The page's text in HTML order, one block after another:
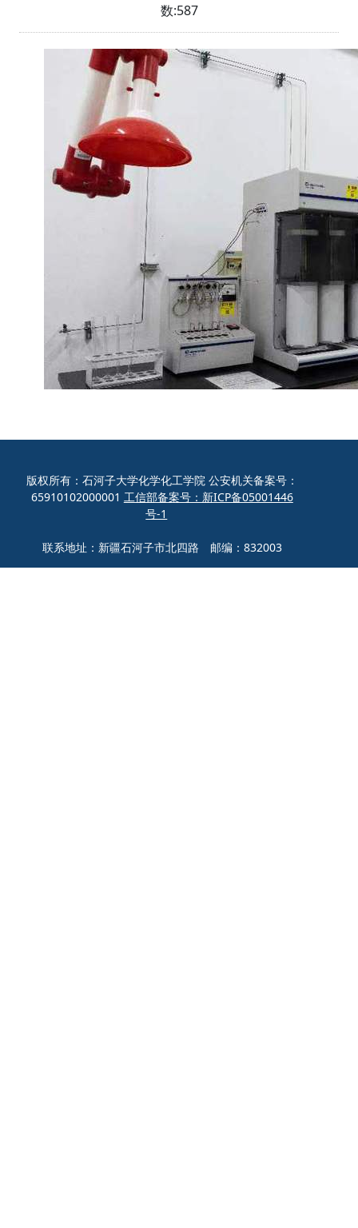
数:587
版权所有：石河子大学化学化工学院 公安机关备案号：
65910102000001 工信部备案号：新ICP备05001446
号-1
联系地址：新疆石河子市北四路 邮编：832003